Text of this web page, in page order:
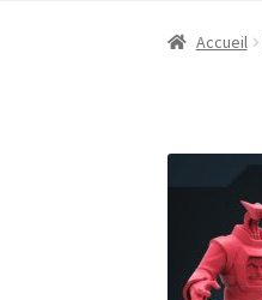
Accueil Cart
Accueil